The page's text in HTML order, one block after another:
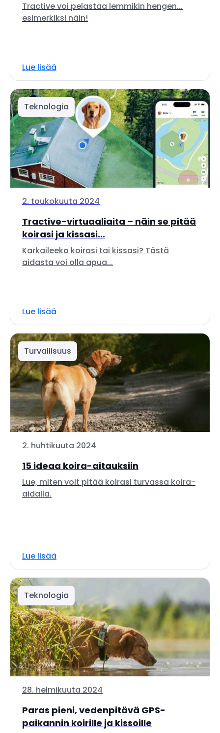
Tractive voi pelastaa lemmikin hengen...
esimerkiksi näin!
Lue lisää
Teknologia
2. toukokuuta 2024
Tractive-virtuaaliaita – näin se pitää
koirasi ja kissasi...
Karkaileeko koirasi tai kissasi? Tästä
aidasta voi olla apua...
Lue lisää
Turvallisuus
2. huhtikuuta 2024
15 ideaa koira-aitauksiin
Lue, miten voit pitää koirasi turvassa koira-
aidalla.
Lue lisää
Teknologia
28. helmikuuta 2024
Paras pieni, vedenpitävä GPS-
paikannin koirille ja kissoille